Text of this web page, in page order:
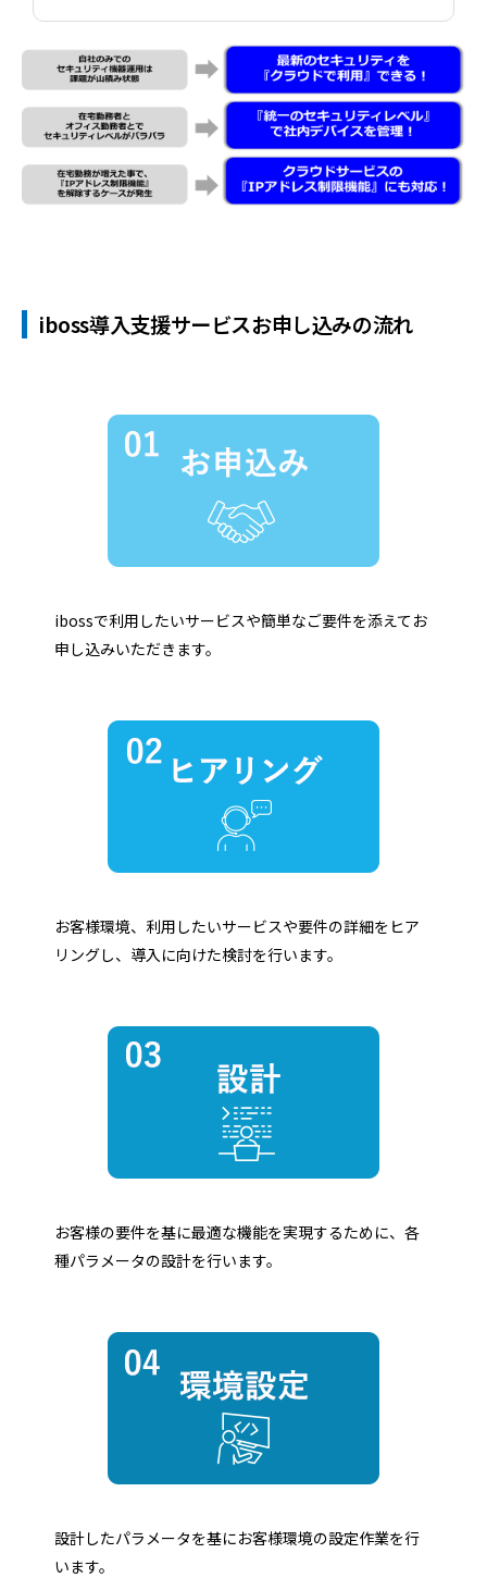
iboss導入支援サービスお申し込みの流れ
ibossで利用したいサービスや簡単なご要件を添えてお
申し込みいただきます。
お客様環境、利用したいサービスや要件の詳細をヒア
リングし、導入に向けた検討を行います。
お客様の要件を基に最適な機能を実現するために、各
種パラメータの設計を行います。
設計したパラメータを基にお客様環境の設定作業を行
います。